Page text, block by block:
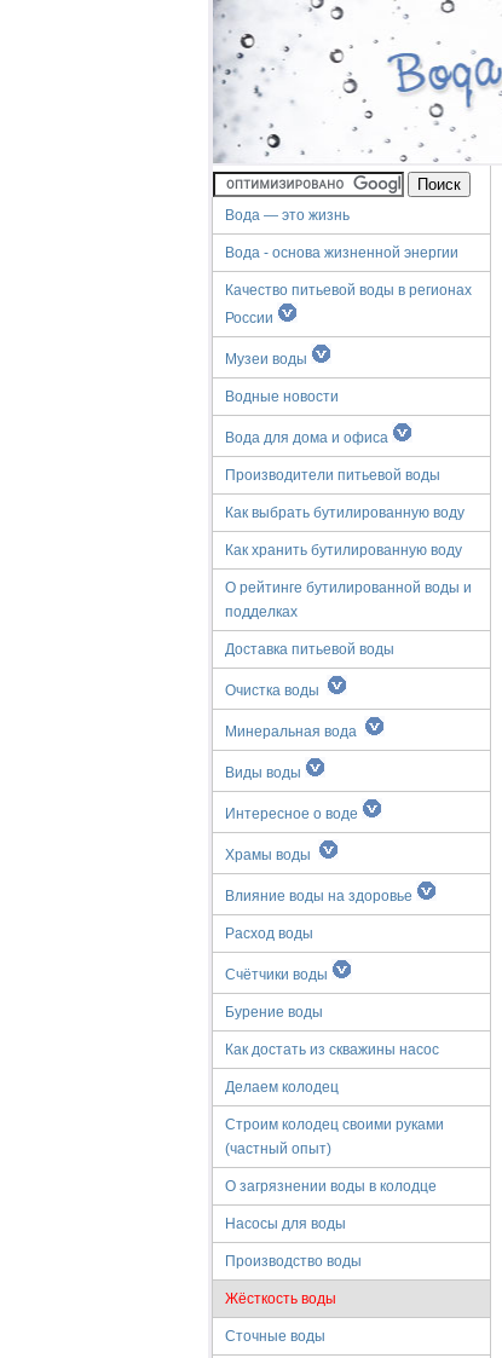
Вода — это жизнь
Вода - основа жизненной энергии
Качество питьевой воды в регионах
России
Музеи воды
Водные новости
Вода для дома и офиса
Производители питьевой воды
Как выбрать бутилированную воду
Как хранить бутилированную воду
О рейтинге бутилированной воды и
подделках
Доставка питьевой воды
Очистка воды
Минеральная вода
Виды воды
Интересное о воде
Храмы воды
Влияние воды на здоровье
Расход воды
Счётчики воды
Бурение воды
Как достать из скважины насос
Делаем колодец
Строим колодец своими руками
(частный опыт)
О загрязнении воды в колодце
Насосы для воды
Производство воды
Жёсткость воды
Сточные воды